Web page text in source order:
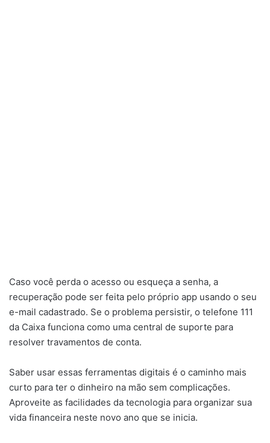
Caso você perda o acesso ou esqueça a senha, a
recuperação pode ser feita pelo próprio app usando o seu
e-mail cadastrado. Se o problema persistir, o telefone 111
da Caixa funciona como uma central de suporte para
resolver travamentos de conta.
Saber usar essas ferramentas digitais é o caminho mais
curto para ter o dinheiro na mão sem complicações.
Aproveite as facilidades da tecnologia para organizar sua
vida financeira neste novo ano que se inicia.